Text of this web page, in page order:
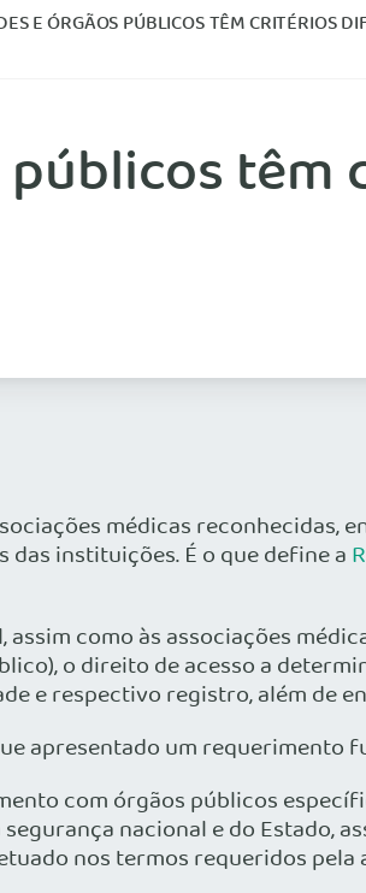
E ÓRGÃOS PÚBLICOS TÊM CRITÉRIOS
médicas
instituições. É o que define a
como às associações
o direito de acesso a
e respectivo registro, além de
apresentado um requerimento
com órgãos públicos
nacional e do Estado,
nos termos requeridos